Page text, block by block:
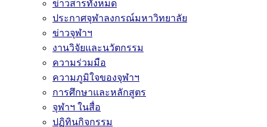
ข่าวสารทั้งหมด
ประกาศจุฬาลงกรณ์มหาวิทยาลัย
ข่าวจุฬาฯ
งานวิจัยและนวัตกรรม
ความร่วมมือ
ความภูมิใจของจุฬาฯ
การศึกษาและหลักสูตร
จุฬาฯ ในสื่อ
ปฏิทินกิจกรรม